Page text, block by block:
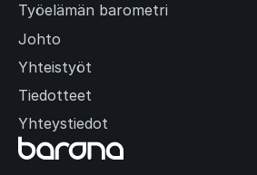
Työelämän barometri
Johto
Yhteistyöt
Tiedotteet
Yhteystiedot